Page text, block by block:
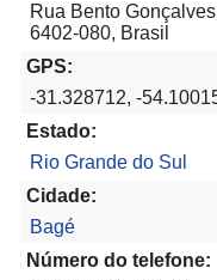
Rua Bento
6402-080, Brasil
GPS:
-31.328712, -
Estado:
Rio Grande do Sul
Cidade:
Bagé
Número do telefone: